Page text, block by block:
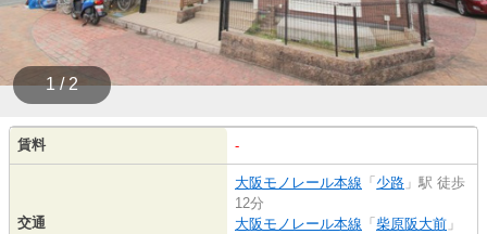
1 / 2
賃料 -
交通
大阪モノレール本線 「 少路 」駅 徒歩
12分
大阪モノレール本線 「 柴原阪大前 」